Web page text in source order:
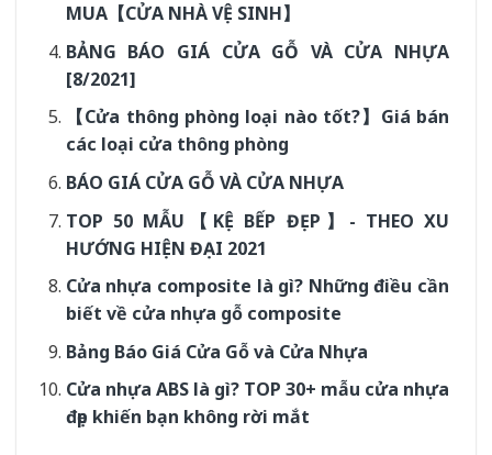
MUA【CỬA NHÀ VỆ SINH】
BẢNG BÁO GIÁ CỬA GỖ VÀ CỬA NHỰA
[8/2021]
【Cửa thông phòng loại nào tốt?】Giá bán
các loại cửa thông phòng
BÁO GIÁ CỬA GỖ VÀ CỬA NHỰA
TOP 50 MẪU【KỆ BẾP ĐẸP】- THEO XU
HƯỚNG HIỆN ĐẠI 2021
Cửa nhựa composite là gì? Những điều cần
biết về cửa nhựa gỗ composite
Bảng Báo Giá Cửa Gỗ và Cửa Nhựa
Cửa nhựa ABS là gì? TOP 30+ mẫu cửa nhựa
đẹp khiến bạn không rời mắt